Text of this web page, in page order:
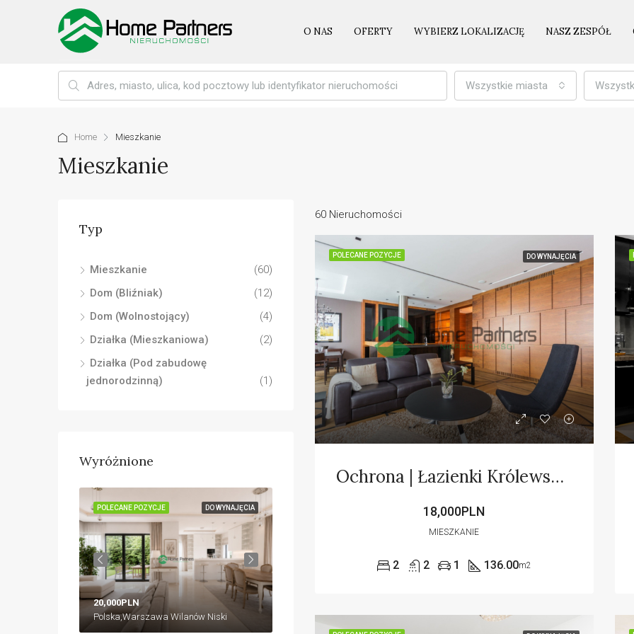
O NAS OFERTY WYBIERZ LOKALIZACJĘ NASZ ZESPÓŁ
Wszystkie miasta
Home Mieszkanie
Mieszkanie
60 Nieruchomości
POLECANE POZYCJE DO WYNAJĘCIA
Ochrona | Łazienki Królewskie | ANG
18,000PLN
MIESZKANIE
2 2 1 136.00m2
Typ
Mieszkanie
(60)
Dom (Bliźniak)
(12)
Dom (Wolnostojący)
(4)
Działka (Mieszkaniowa)
(2)
Działka (Pod zabudowę
jednorodzinną)
(1)
Wyróżnione
DO WYNAJĘCIA
POLECANE POZYCJE
20,000PLN
Polska,Warszawa Wilanów Niski
DO WYNAJĘCIA
Polska,Warszawa Śródmieście
POLECANE POZYCJE
Polska,Warszawa Wola